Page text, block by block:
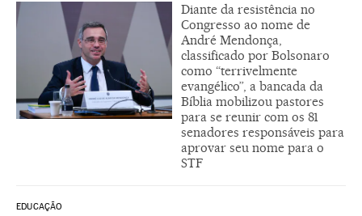
Diante da resistência no
Congresso ao nome de
André Mendonça,
classificado por Bolsonaro
como “terrivelmente
evangélico”, a bancada da
Bíblia mobilizou pastores
para se reunir com os 81
senadores responsáveis para
aprovar seu nome para o
STF
EDUCAÇÃO